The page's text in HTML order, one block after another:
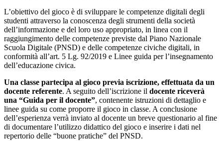
L’obiettivo del gioco è di sviluppare le competenze digitali degli
studenti attraverso la conoscenza degli strumenti della società
dell’informazione e del loro uso appropriato, in linea con il
raggiungimento delle competenze previste dal Piano Nazionale
Scuola Digitale (PNSD) e delle competenze civiche digitali, in
conformità all’art. 5 Lg. 92/2019 e Linee guida per l’insegnamento
dell’educazione civica.
Una classe partecipa al gioco previa iscrizione, effettuata da un
docente referente. A seguito dell’iscrizione il docente riceverà
una “Guida per il docente”, contenente istruzioni di dettaglio e
linee guida su come proporre il gioco in classe. A conclusione
dell’esperienza verrà inviato al docente un breve questionario al fine
di documentare l’utilizzo didattico del gioco e inserire i dati nel
repertorio delle “buone pratiche” del PNSD.